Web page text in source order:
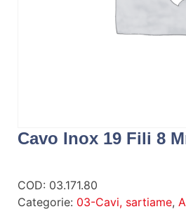
Cavo Inox 19 Fili 8
COD: 03.171.80
Categorie: 03-Cavi, sartiame,